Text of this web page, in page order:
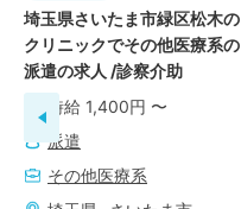
埼玉県さいたま市緑区松木の
クリニックでその他医療系の
派遣の求人 /診察介助
時給 1,400円 〜
派遣
その他医療系